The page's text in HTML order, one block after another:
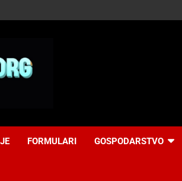
FORMULARI GOSPODARSTVO